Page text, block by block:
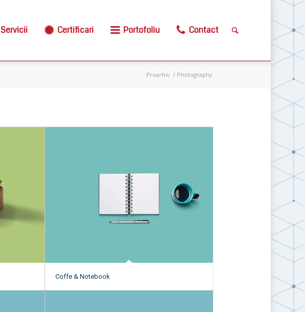
Servicii Certificari Portofoliu Contact
Proarhiv / Photography
Coffe & Notebook